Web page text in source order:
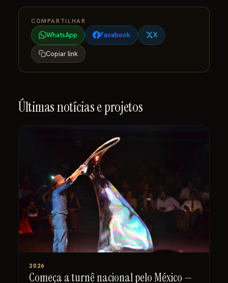
COMPARTILHAR
WhatsApp Facebook X
Copiar link
Últimas notícias e projetos
2026
Começa a turnê nacional pelo México —